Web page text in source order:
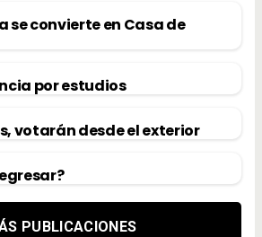
se convierte en Casa de
por estudios
votarán desde el exterior
PUBLICACIONES